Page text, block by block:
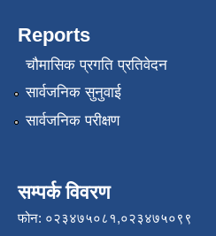
Reports
चौमासिक प्रगति प्रतिवेदन
सार्वजनिक सुनुवाई
सार्वजनिक परीक्षण
सम्पर्क विवरण
फोन: ०२३४७५०८१,०२३४७५०९९